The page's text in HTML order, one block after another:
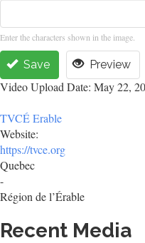
Enter the characters shown in the image.
Save Preview
Video Upload Date: May 22,
TVCÉ Erable
Website:
https://tvce.org
Quebec
-
Région de l’Érable
Recent Media